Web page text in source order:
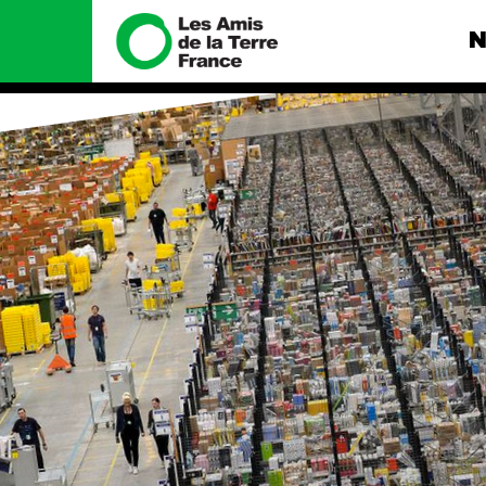
Nous connaître
Histoire
Manifeste
Missions et méthodes
Valeurs
Équipes et
fonctionnement
Le réseau dans le monde
Nos alliés
Je soutiens les Amis de la
Terre
Nos
Total, rendez-
tribunal
Gaz « naturel
enfumage
Mode : une
destructrice
Gaz au
violence
Nos autres